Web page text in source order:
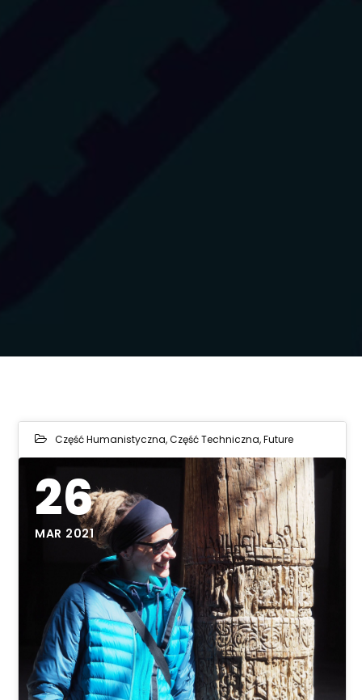
Część Humanistyczna,Część Techniczna,Future
26
MAR 2021